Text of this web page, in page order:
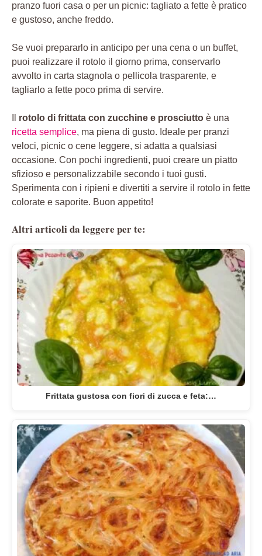
pranzo fuori casa o per un picnic: tagliato a fette è pratico
e gustoso, anche freddo.
Se vuoi prepararlo in anticipo per una cena o un buffet,
puoi realizzare il rotolo il giorno prima, conservarlo
avvolto in carta stagnola o pellicola trasparente, e
tagliarlo a fette poco prima di servire.
rotolo di frittata con zucchine e prosciutto è una
ricetta semplice, ma piena di gusto. Ideale per pranzi
veloci, picnic o cene leggere, si adatta a qualsiasi
occasione. Con pochi ingredienti, puoi creare un piatto
sfizioso e personalizzabile secondo i tuoi gusti.
Sperimenta con i ripieni e divertiti a servire il rotolo in fette
colorate e saporite. Buon appetito!
Altri articoli da leggere per te:
Frittata gustosa con fiori di zucca e feta:…